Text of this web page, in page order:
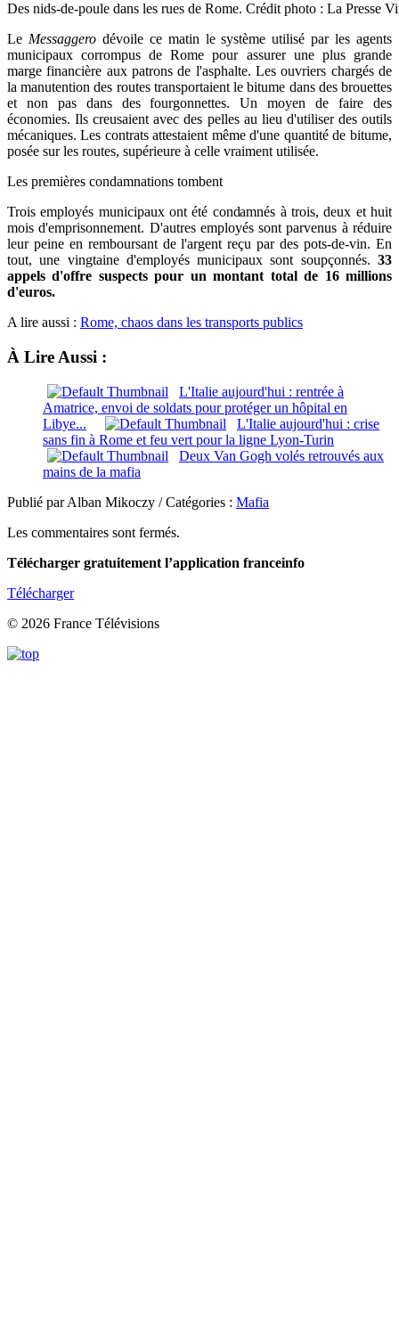
Des nids-de-poule dans les rues de Rome. Crédit photo : La Presse
Le Messaggerodévoile ce matin le système utilisé par les agents
municipaux corrompus de Rome pour assurer une plus grande
marge financière aux patrons de l'asphalte. Les ouvriers chargés de
la manutention des routes transportaient le bitume dans des brouettes
et non pas dans des fourgonnettes. Un moyen de faire des
économies. Ils creusaient avec des pelles au lieu d'utiliser des outils
mécaniques. Les contrats attestaient même d'une quantité de bitume,
posée sur les routes, supérieure à celle vraiment utilisée.
Les premières condamnations tombent
Trois employés municipaux ont été condamnés à trois, deux et huit
mois d'emprisonnement. D'autres employés sont parvenus à réduire
leur peine en remboursant de l'argent reçu par des pots-de-vin. En
tout, une vingtaine d'employés municipaux sont soupçonnés. 33
appels d'offre suspects pour un montant total de 16 millions
d'euros.
A lire aussi : Rome, chaos dans les transports publics
À Lire Aussi :
L'Italie aujourd'hui : rentrée à
Amatrice, envoi de soldats pour protéger un hôpital en
Libye...
L'Italie aujourd'hui : crise
sans fin à Rome et feu vert pour la ligne Lyon-Turin
Deux Van Gogh volés retrouvés aux
mains de la mafia
Publié par Alban Mikoczy / Catégories : Mafia
Les commentaires sont fermés.
Télécharger gratuitement l’application franceinfo
Télécharger
© 2026 France Télévisions